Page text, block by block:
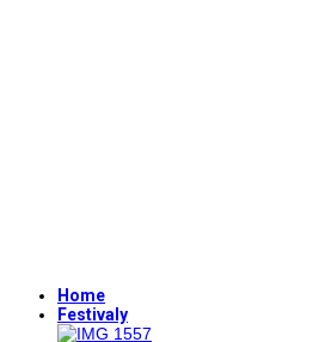
Home
Festivaly